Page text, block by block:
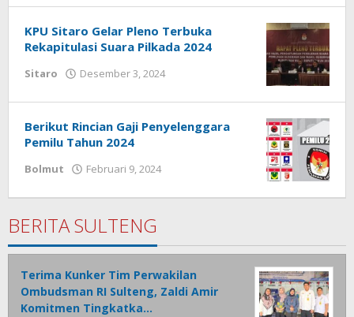
Gahagho
KPU Sitaro Gelar Pleno Terbuka
Rekapitulasi Suara Pilkada 2024
Sitaro Desember 3, 2024
Gahagho
Berikut Rincian Gaji Penyelenggara
Pemilu Tahun 2024
Bolmut Februari 9, 2024
Babay
BERITA SULTENG
Terima Kunker Tim Perwakilan
Ombudsman RI Sulteng, Zaldi Amir
Komitmen Tingkatka…